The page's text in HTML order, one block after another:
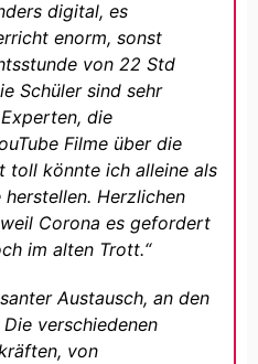
digital, es
enorm, sonst
von 22 Std
Schüler sind sehr
die
Filme über die
toll könnte ich alleine als
Herzlichen
Corona es gefordert
im alten Trott.“
Austausch, an den
verschiedenen
von